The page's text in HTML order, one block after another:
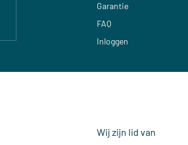
Garantie
FAQ
Inloggen
Wij zijn lid van